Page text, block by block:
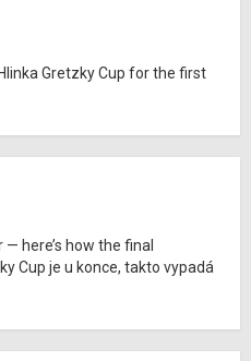
Gretzky Cup for the first
here’s how the final
Cup je u konce, takto vypadá